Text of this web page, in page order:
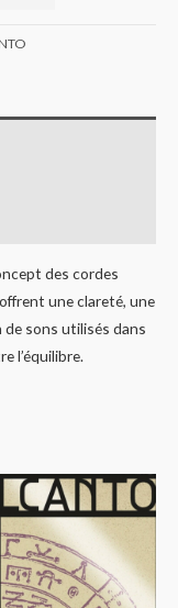
des cordes
une clareté, une
de sons utilisés dans
l’équilibre.